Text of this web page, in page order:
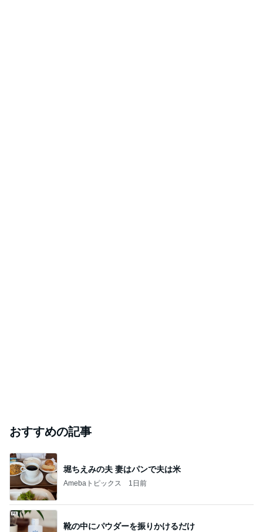
おすすめの記事
堀ちえみの夫 妻はパンで夫は米
Amebaトピックス 1日前
靴の中にパウダーを振りかけるだけ